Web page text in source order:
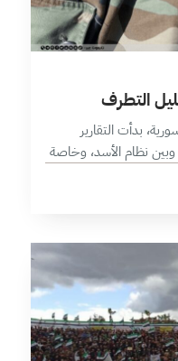
التطرف
بدأت التقارير
وبين نظام الأسد، وخاصة
وقدرته على تمويل